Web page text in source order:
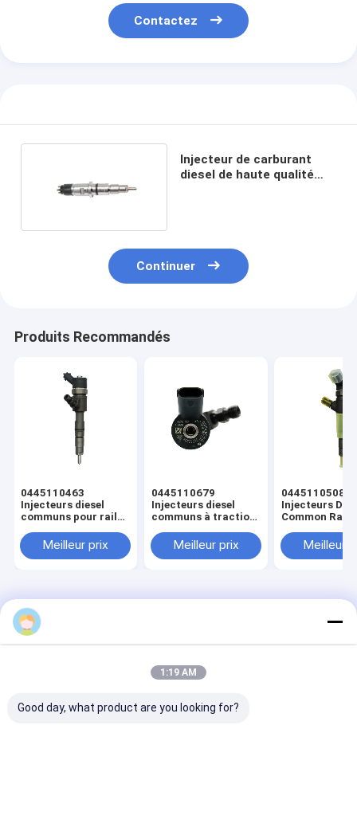
Contactez
Injecteur de carburant
diesel de haute qualité
Continuer
Produits Recommandés
0445110463
Injecteurs diesel
communs pour rail
automatique
Meilleur prix
0445110679
Injecteurs diesel
communs à traction
Meilleur prix
0445110508
Injecteurs
Common Rail
Automatique
Meilleur
site
la vie privée
Banc d'essai à rampe commune
© 2026 Wuxi jia Miao Technology Co.ltd. All Rights Reserved.
1:19 AM
Good day, what product are you looking for?